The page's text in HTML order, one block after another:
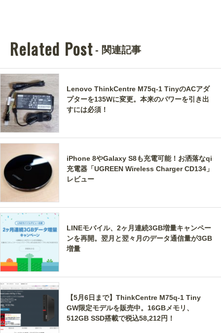
Related Post - 関連記事
Lenovo ThinkCentre M75q-1 TinyのACアダ
プターを135Wに変更。本来のパワーを引き出
すには必須！
iPhone 8やGalaxy S8も充電可能！お洒落なqi
充電器「UGREEN Wireless Charger CD134」
レビュー
LINEモバイル、2ヶ月連続3GB増量キャンペー
ンを再開。翌月と翌々月のデータ通信量が3GB
増量
【5月6日まで】ThinkCentre M75q-1 Tiny
GW限定モデルを販売中。16GBメモリ、
512GB SSD搭載で税込58,212円！